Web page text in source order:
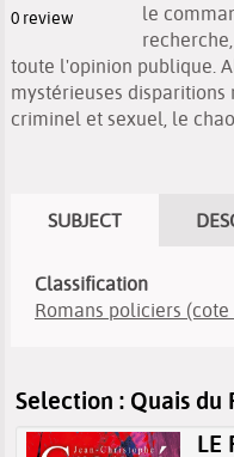
0 review
le
toute l'opinion publique.
mystérieuses
criminel et sexuel, le
SUBJECT
Classification
Romans policiers (cote
Selection : Quais du
LE